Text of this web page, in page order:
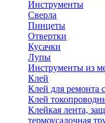
Инструменты
Сверла
Пинцеты
Отвертки
Кусачки
Лупы
Инструменты из
Клей
Клей для ремонта
Клей
Клейкая лента,
термоусадочная